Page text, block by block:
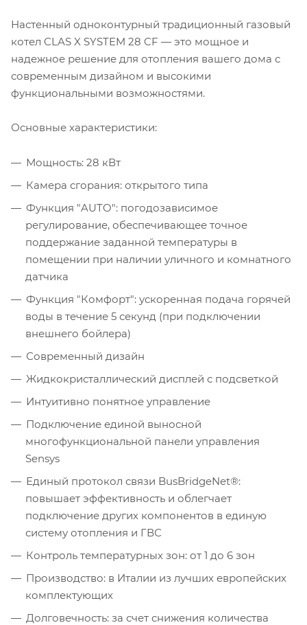
Настенный одноконтурный традиционный газовый
котел CLAS X SYSTEM 28 CF — это мощное и
надежное решение для отопления вашего дома с
современным дизайном и высокими
функциональными возможностями.
Основные характеристики:
Мощность: 28 кВт
Камера сгорания: открытого типа
Функция "AUTO": погодозависимое
регулирование, обеспечивающее точное
поддержание заданной температуры в
помещении при наличии уличного и комнатного
датчика
Функция "Комфорт": ускоренная подача горячей
воды в течение 5 секунд (при подключении
внешнего бойлера)
Современный дизайн
Жидкокристаллический дисплей с подсветкой
Интуитивно понятное управление
Подключение единой выносной
многофункциональной панели управления
Sensys
Единый протокол связи BusBridgeNet®:
повышает эффективность и облегчает
подключение других компонентов в единую
систему отопления и ГВС
Контроль температурных зон: от 1 до 6 зон
Производство: в Италии из лучших европейских
комплектующих
Долговечность: за счет снижения количества